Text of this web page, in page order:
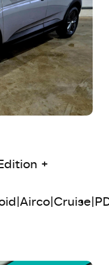
+